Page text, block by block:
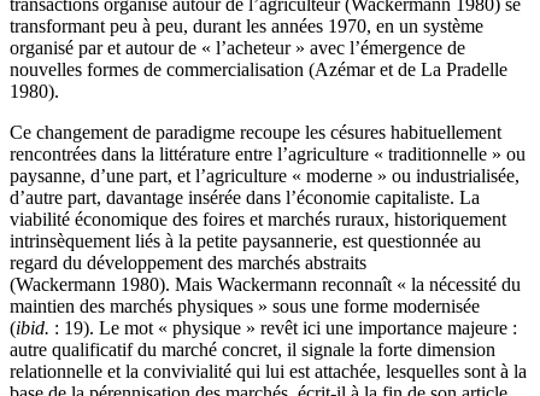
transformant peu à peu, durant les années 1970, en un système
organisé par et autour de « l’acheteur » avec l’émergence de
nouvelles formes de commercialisation (Azémar et de La Pradelle
1980).
Ce changement de paradigme recoupe les césures habituellement
rencontrées dans la littérature entre l’agriculture « traditionnelle » ou
paysanne, d’une part, et l’agriculture « moderne » ou industrialisée,
d’autre part, davantage insérée dans l’économie capitaliste. La
viabilité économique des foires et marchés ruraux, historiquement
intrinsèquement liés à la petite paysannerie, est questionnée au
regard du développement des marchés abstraits
(Wackermann 1980). Mais Wackermann reconnaît « la nécessité du
maintien des marchés physiques » sous une forme modernisée
(ibid. : 19). Le mot « physique » revêt ici une importance majeure :
autre qualificatif du marché concret, il signale la forte dimension
relationnelle et la convivialité qui lui est attachée, lesquelles sont à la